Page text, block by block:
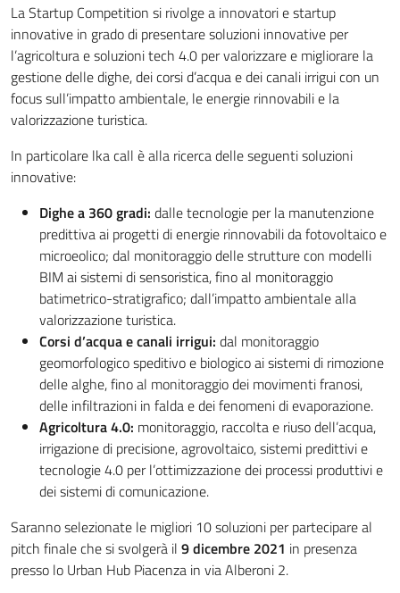
La Startup Competition si rivolge a innovatori e startup
innovative in grado di presentare soluzioni innovative per
l’agricoltura e soluzioni tech 4.0 per valorizzare e migliorare la
gestione delle dighe, dei corsi d’acqua e dei canali irrigui con un
focus sull’impatto ambientale, le energie rinnovabili e la
valorizzazione turistica.
In particolare lka call è alla ricerca delle seguenti soluzioni
innovative:
Dighe a 360 gradi: dalle tecnologie per la manutenzione
predittiva ai progetti di energie rinnovabili da fotovoltaico e
microeolico; dal monitoraggio delle strutture con modelli
BIM ai sistemi di sensoristica, fino al monitoraggio
batimetrico-stratigrafico; dall’impatto ambientale alla
valorizzazione turistica.
Corsi d’acqua e canali irrigui: dal monitoraggio
geomorfologico speditivo e biologico ai sistemi di rimozione
delle alghe, fino al monitoraggio dei movimenti franosi,
delle infiltrazioni in falda e dei fenomeni di evaporazione.
Agricoltura 4.0: monitoraggio, raccolta e riuso dell’acqua,
irrigazione di precisione, agrovoltaico, sistemi predittivi e
tecnologie 4.0 per l’ottimizzazione dei processi produttivi e
dei sistemi di comunicazione.
Saranno selezionate le migliori 10 soluzioni per partecipare al
pitch finale che si svolgerà il 9 dicembre 2021 in presenza
presso lo Urban Hub Piacenza in via Alberoni 2.